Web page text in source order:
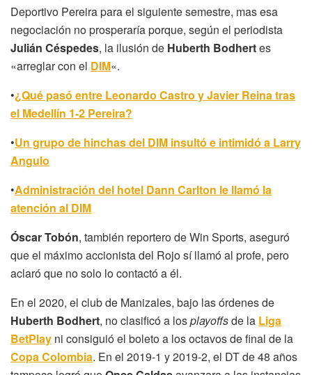
Deportivo Pereira para el siguiente semestre, mas esa
negociación no prosperaría porque, según el periodista
Julián Céspedes, la ilusión de Huberth Bodhertes
«arreglar con el DIM«.
•¿Qué pasó entre Leonardo Castro y Javier Reina tras
el Medellín 1-2 Pereira?
•Un grupo de hinchas del DIM insultó e intimidó a Larry
Angulo
•Administración del hotel Dann Carlton le llamó la
atención al DIM
Óscar Tobón, también reportero de Win Sports, aseguró
que el máximo accionista del Rojo sí llamó al profe, pero
aclaró que no solo lo contactó a él.
En el 2020, el club de Manizales, bajo las órdenes de
Huberth Bodhert, no clasificó a losplayoffsde la Liga
BetPlay ni consiguió el boleto a los octavos de final de la
Copa Colombia. En el 2019-1 y 2019-2, el DT de 48 años